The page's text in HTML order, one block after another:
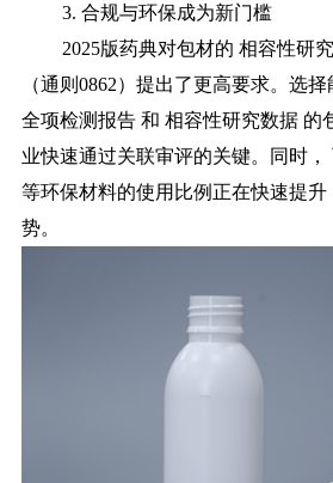
3. 合规与环保成为新门槛
2025版药典对包材的 相容性研
（通则0862）提出了更高要求。选
全项检测报告 和 相容性研究数据 的
业快速通过关联审评的关键。同时，
等环保材料的使用比例正在快速提升
势。